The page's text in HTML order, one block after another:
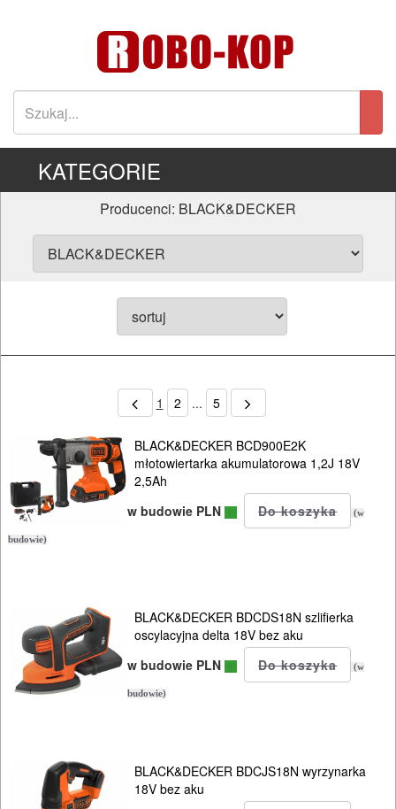
KATEGORIE
Producenci: BLACK&DECKER
1 2 ... 5
BLACK&DECKER BCD900E2K
młotowiertarka akumulatorowa 1,2J 18V
2,5Ah
w budowie PLN
(w
budowie)
BLACK&DECKER BDCDS18N szlifierka
oscylacyjna delta 18V bez aku
w budowie PLN
(w
budowie)
BLACK&DECKER BDCJS18N wyrzynarka
18V bez aku